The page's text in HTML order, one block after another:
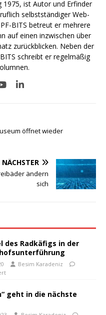
1975, ist Autor und Erfinder
selbstständiger Web-
BITS betreut er mehrere
auf einen inzwischen über
zurückblicken. Neben der
schreibt er regelmäßig
öffnet wieder
NÄCHSTER
ändern
sich
des Radkäfigs in der
Besim Karadeniz
geht in die nächste